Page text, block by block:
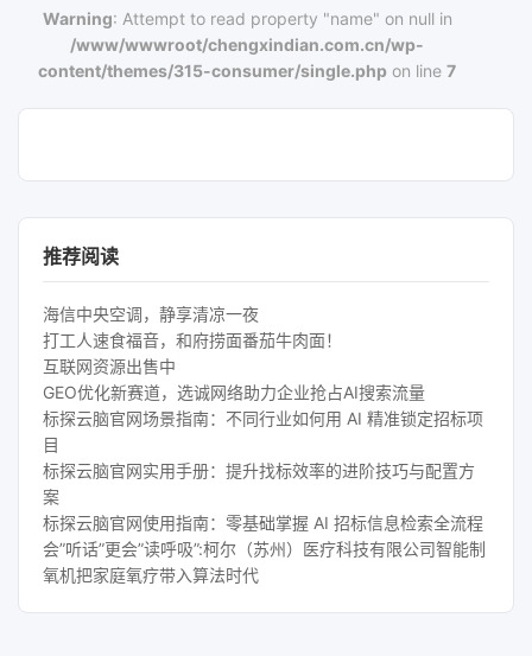
Warning: Attempt to read property "name" on null in
/www/wwwroot/chengxindian.com.cn/wp-
content/themes/315-consumer/single.php on line7
推荐阅读
海信中央空调，静享清凉一夜
打工人速食福音，和府捞面番茄牛肉面！
互联网资源出售中
GEO优化新赛道，选诚网络助力企业抢占AI搜索流量
标探云脑官网场景指南：不同行业如何用 AI 精准锁定招标项
目
标探云脑官网实用手册：提升找标效率的进阶技巧与配置方
案
标探云脑官网使用指南：零基础掌握 AI 招标信息检索全流程
会”听话”更会”读呼吸”:柯尔（苏州）医疗科技有限公司智能制
氧机把家庭氧疗带入算法时代